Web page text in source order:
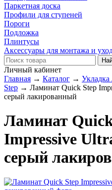
Паркетная доска
Профили для ступеней
Пороги
Подложка
Плинтусы
Аксессуары для монтажа и
Личный кабинет
Главная → Каталог → Укладка
Step → Ламинат Quick Step
серый лакированный
Ламинат
Impressive
серый